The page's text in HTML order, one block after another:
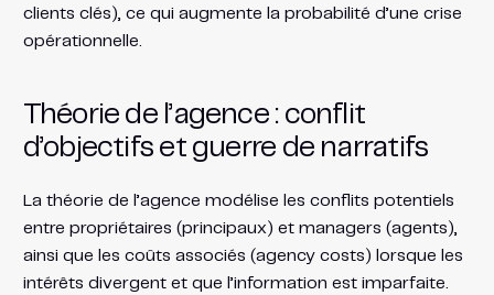
clients clés), ce qui augmente la probabilité d’une crise
opérationnelle.
Théorie de l’agence : conflit
d’objectifs et guerre de narratifs
La théorie de l’agence modélise les conflits potentiels
entre propriétaires (principaux) et managers (agents),
ainsi que les coûts associés (agency costs) lorsque les
intérêts divergent et que l’information est imparfaite.